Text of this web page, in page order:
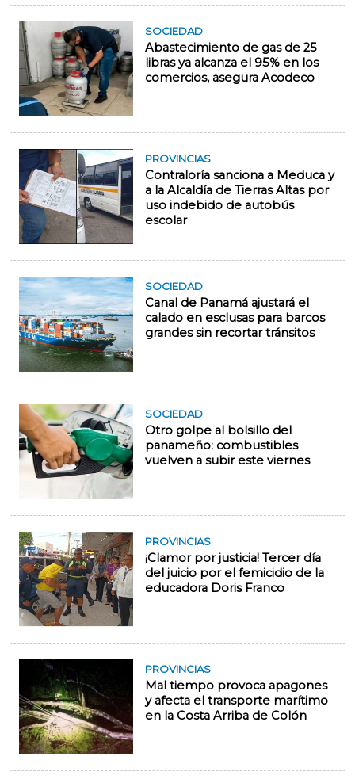
SOCIEDAD
Abastecimiento de gas de 25
libras ya alcanza el 95% en los
comercios, asegura Acodeco
PROVINCIAS
Contraloría sanciona a Meduca y
a la Alcaldía de Tierras Altas por
uso indebido de autobús
escolar
SOCIEDAD
Canal de Panamá ajustará el
calado en esclusas para barcos
grandes sin recortar tránsitos
SOCIEDAD
Otro golpe al bolsillo del
panameño: combustibles
vuelven a subir este viernes
PROVINCIAS
¡Clamor por justicia! Tercer día
del juicio por el femicidio de la
educadora Doris Franco
PROVINCIAS
Mal tiempo provoca apagones
y afecta el transporte marítimo
en la Costa Arriba de Colón